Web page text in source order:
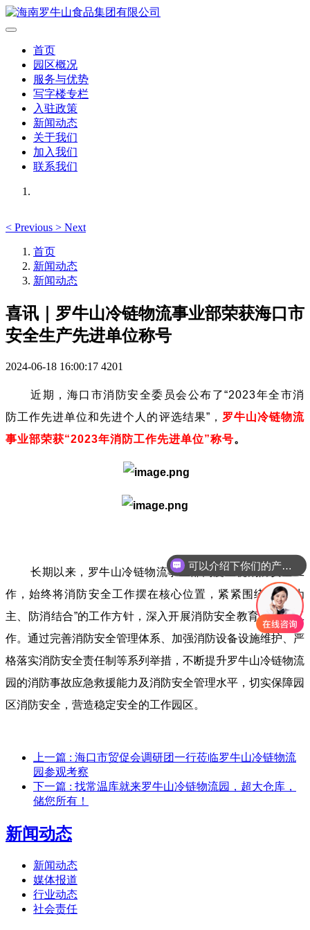
首页
园区概况
服务与优势
写字楼专栏
入驻政策
新闻动态
关于我们
加入我们
联系我们
< Previous > Next
首页
新闻动态
新闻动态
喜讯｜罗牛山冷链物流事业部荣获海口市
安全生产先进单位称号
2024-06-18 16:00:17 4201
近期，海口市消防安全委员会公布了“2023年全市消
防工作先进单位和先进个人的评选结果”， 罗牛山冷链物流
事业部荣获“2023年消防工作先进单位”称号。
长期以来，罗牛山冷链物流事业部高度重视消防安全工
作，始终将消防安全工作摆在核心位置，紧紧围绕“预防为
主、防消结合”的工作方针，深入开展消防安全教育和实践工
作。通过完善消防安全管理体系、加强消防设备设施维护、严
格落实消防安全责任制等系列举措，不断提升罗牛山冷链物流
园的消防事故应急救援能力及消防安全管理水平，切实保障园
区消防安全，营造稳定安全的工作园区。
上一篇 : 海口市贸促会调研团一行莅临罗牛山冷链物流
园参观考察
下一篇 : 找常温库就来罗牛山冷链物流园，超大仓库，
储您所有！
新闻动态
新闻动态
媒体报道
行业动态
社会责任
可以介绍下你们的产品么